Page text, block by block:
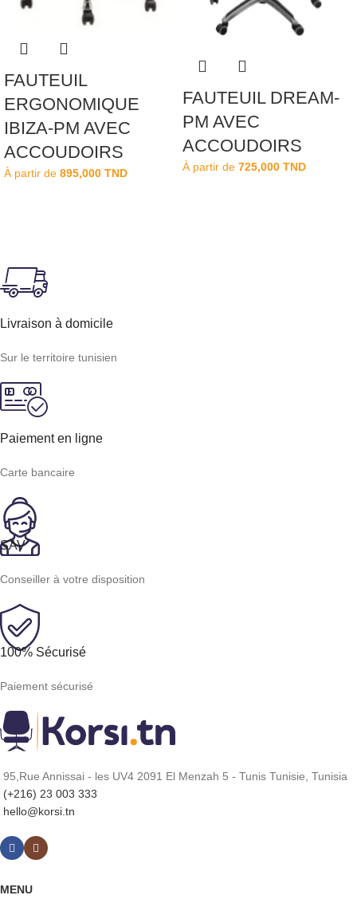
FAUTEUIL
ERGONOMIQUE
IBIZA-PM AVEC
ACCOUDOIRS
À partir de 895,000 TND
FAUTEUIL DREAM-
PM AVEC
ACCOUDOIRS
À partir de 725,000 TND
Livraison à domicile
Sur le territoire tunisien
Paiement en ligne
Carte bancaire
SAV
Conseiller à votre disposition
100% Sécurisé
Paiement sécurisé
95,Rue Annissai - les UV4 2091 El Menzah 5 - Tunis Tunisie, Tunisia
(+216) 23 003 333
hello@korsi.tn
MENU